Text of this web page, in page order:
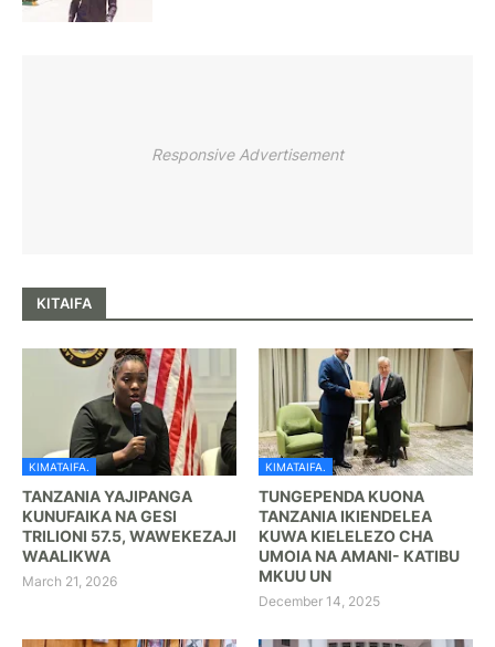
Responsive Advertisement
KITAIFA
KIMATAIFA.
TANZANIA YAJIPANGA
KUNUFAIKA NA GESI
TRILIONI 57.5, WAWEKEZAJI
WAALIKWA
March 21, 2026
KIMATAIFA.
TUNGEPENDA KUONA
TANZANIA IKIENDELEA
KUWA KIELELEZO CHA
UMOIA NA AMANI- KATIBU
MKUU UN
December 14, 2025